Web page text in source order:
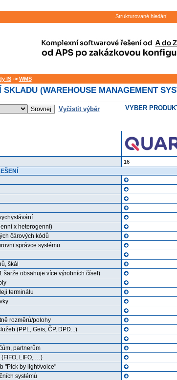
Strukturované hledání
IS-> WMS
(WAREHOUSE MANAGEMENT
VYBER
Vyčistit výběr
16
x heterogenní)
čárových kódů
správce systému
škál
šarže obsahuje více výrobních čísel)
terminálu
rozměrů/polohy
(PPL, Geis, ČP, DPD...)
partnerům
(FIFO, LIFO, …)
"Pick by light/voice"
systémů